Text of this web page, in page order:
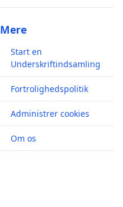
Mere
Start en
Underskriftindsamling
Fortrolighedspolitik
Administrer cookies
Om os